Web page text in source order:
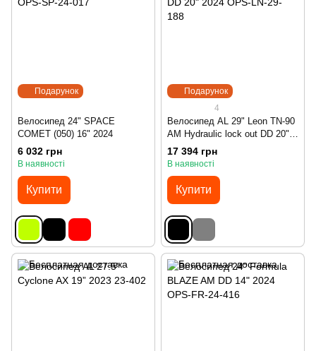
Подарунок
Велосипед 24" SPACE
COMET (050) 16" 2024
6 032 грн
В наявності
Купити
Подарунок
4
Велосипед AL 29" Leon TN-90
AM Hydraulic lock out DD 20"
2024
17 394 грн
В наявності
Купити